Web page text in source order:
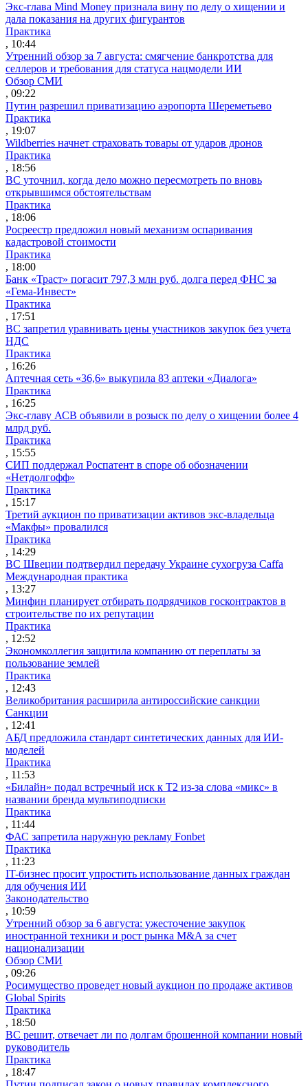
Экс-глава Mind Money признала вину по делу о хищении и
дала показания на других фигурантов
Практика
, 10:44
Утренний обзор за 7 августа: смягчение банкротства для
селлеров и требования для статуса нацмодели ИИ
Обзор СМИ
, 09:22
Путин разрешил приватизацию аэропорта Шереметьево
Практика
, 19:07
Wildberries начнет страховать товары от ударов дронов
Практика
, 18:56
ВС уточнил, когда дело можно пересмотреть по вновь
открывшимся обстоятельствам
Практика
, 18:06
Росреестр предложил новый механизм оспаривания
кадастровой стоимости
Практика
, 18:00
Банк «Траст» погасит 797,3 млн руб. долга перед ФНС за
«Гема-Инвест»
Практика
, 17:51
ВС запретил уравнивать цены участников закупок без учета
НДС
Практика
, 16:26
Аптечная сеть «36,6» выкупила 83 аптеки «Диалога»
Практика
, 16:25
Экс-главу АСВ объявили в розыск по делу о хищении более 4
млрд руб.
Практика
, 15:55
СИП поддержал Роспатент в споре об обозначении
«Нетдолгофф»
Практика
, 15:17
Третий аукцион по приватизации активов экс-владельца
«Макфы» провалился
Практика
, 14:29
ВС Швеции подтвердил передачу Украине сухогруза Caffa
Международная практика
, 13:27
Минфин планирует отбирать подрядчиков госконтрактов в
строительстве по их репутации
Практика
, 12:52
Экономколлегия защитила компанию от переплаты за
пользование землей
Практика
, 12:43
Великобритания расширила антироссийские санкции
Санкции
, 12:41
АБД предложила стандарт синтетических данных для ИИ-
моделей
Практика
, 11:53
«Билайн» подал встречный иск к Т2 из-за слова «микс» в
названии бренда мультиподписки
Практика
, 11:44
ФАС запретила наружную рекламу Fonbet
Практика
, 11:23
IT-бизнес просит упростить использование данных граждан
для обучения ИИ
Законодательство
, 10:59
Утренний обзор за 6 августа: ужесточение закупок
иностранной техники и рост рынка M&A за счет
национализации
Обзор СМИ
, 09:26
Росимущество проведет новый аукцион по продаже активов
Global Spirits
Практика
, 18:50
ВС решит, отвечает ли по долгам брошенной компании новый
руководитель
Практика
, 18:47